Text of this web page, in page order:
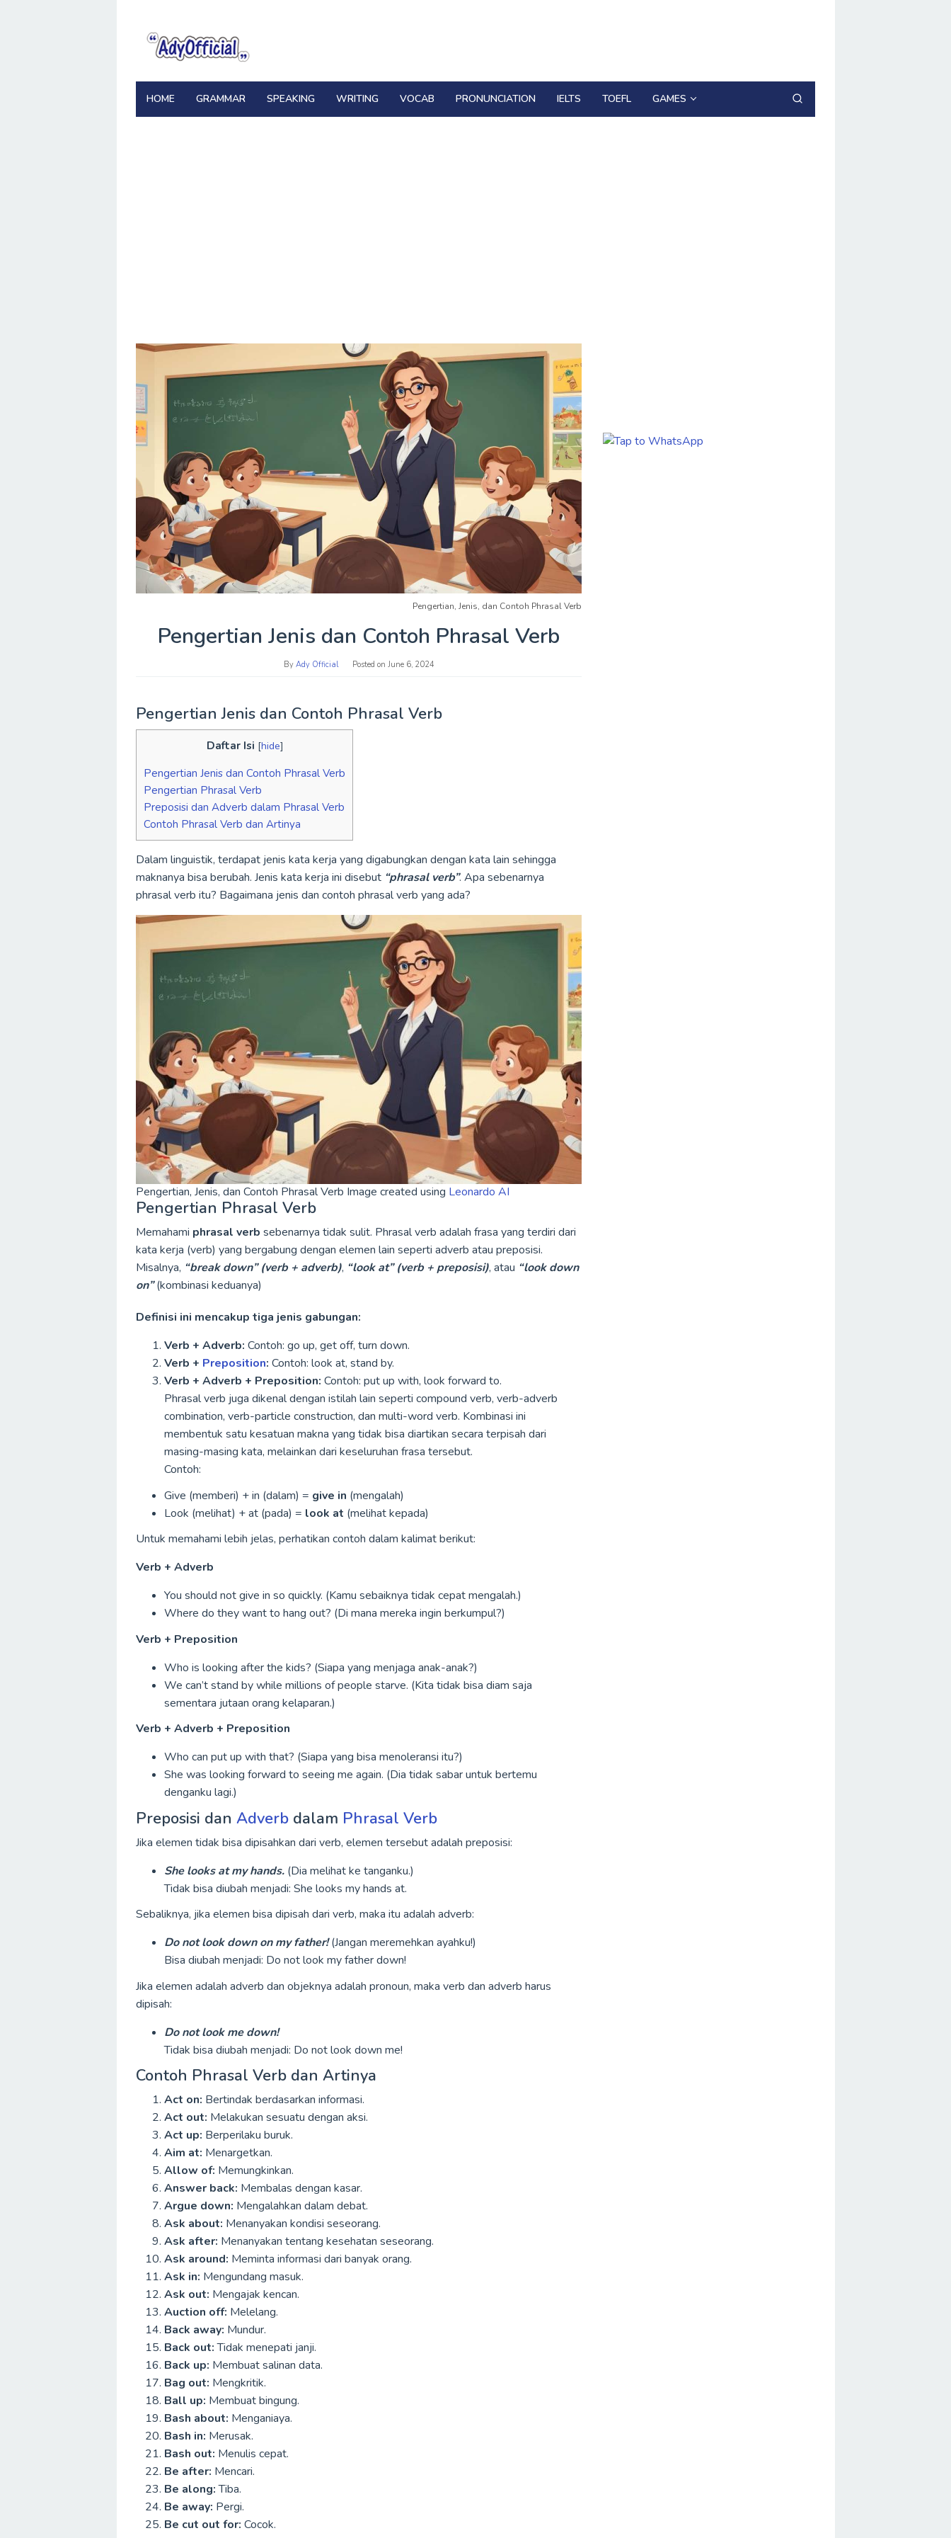
content
HOME GRAMMAR SPEAKING WRITING VOCAB PRONUNCIATION IELTS TOEFL GAMES
Pengertian, Jenis, dan Contoh Phrasal Verb
Pengertian Jenis dan Contoh Phrasal Verb
By Ady Official Posted on June 6, 2024
Pengertian Jenis dan Contoh Phrasal Verb
Daftar Isi [hide]
Pengertian Jenis dan Contoh Phrasal Verb
Pengertian Phrasal Verb
Preposisi dan Adverb dalam Phrasal Verb
Contoh Phrasal Verb dan Artinya
Dalam linguistik, terdapat jenis kata kerja yang digabungkan dengan kata lain sehingga
maknanya bisa berubah. Jenis kata kerja ini disebut “phrasal verb”. Apa sebenarnya
phrasal verb itu? Bagaimana jenis dan contoh phrasal verb yang ada?
Pengertian, Jenis, dan Contoh Phrasal Verb Image created using Leonardo AI
Pengertian Phrasal Verb
Memahami phrasal verb sebenarnya tidak sulit. Phrasal verb adalah frasa yang terdiri dari
kata kerja (verb) yang bergabung dengan elemen lain seperti adverb atau preposisi.
Misalnya, “break down” (verb + adverb), “look at” (verb + preposisi), atau “look down
on”(kombinasi keduanya)
Definisi ini mencakup tiga jenis gabungan:
Verb + Adverb: Contoh: go up, get off, turn down.
Verb + Preposition: Contoh: look at, stand by.
Verb + Adverb + Preposition: Contoh: put up with, look forward to.
Phrasal verb juga dikenal dengan istilah lain seperti compound verb, verb-adverb
combination, verb-particle construction, dan multi-word verb. Kombinasi ini
membentuk satu kesatuan makna yang tidak bisa diartikan secara terpisah dari
masing-masing kata, melainkan dari keseluruhan frasa tersebut.
Contoh:
Give (memberi) + in (dalam) = give in (mengalah)
Look (melihat) + at (pada) = look at (melihat kepada)
Untuk memahami lebih jelas, perhatikan contoh dalam kalimat berikut:
Verb + Adverb
You should not give in so quickly. (Kamu sebaiknya tidak cepat mengalah.)
Where do they want to hang out? (Di mana mereka ingin berkumpul?)
Verb + Preposition
Who is looking after the kids? (Siapa yang menjaga anak-anak?)
We can’t stand by while millions of people starve. (Kita tidak bisa diam saja
sementara jutaan orang kelaparan.)
Verb + Adverb + Preposition
Who can put up with that? (Siapa yang bisa menoleransi itu?)
She was looking forward to seeing me again. (Dia tidak sabar untuk bertemu
denganku lagi.)
Preposisi dan Adverb dalam Phrasal Verb
Jika elemen tidak bisa dipisahkan dari verb, elemen tersebut adalah preposisi:
She looks at my hands. (Dia melihat ke tanganku.)
Tidak bisa diubah menjadi: She looks my hands at.
Sebaliknya, jika elemen bisa dipisah dari verb, maka itu adalah adverb:
Do not look down on my father!(Jangan meremehkan ayahku!)
Bisa diubah menjadi: Do not look my father down!
Jika elemen adalah adverb dan objeknya adalah pronoun, maka verb dan adverb harus
dipisah:
Do not look me down!
Tidak bisa diubah menjadi: Do not look down me!
Contoh Phrasal Verb dan Artinya
Act on: Bertindak berdasarkan informasi.
Act out: Melakukan sesuatu dengan aksi.
Act up: Berperilaku buruk.
Aim at: Menargetkan.
Allow of: Memungkinkan.
Answer back: Membalas dengan kasar.
Argue down: Mengalahkan dalam debat.
Ask about: Menanyakan kondisi seseorang.
Ask after: Menanyakan tentang kesehatan seseorang.
Ask around: Meminta informasi dari banyak orang.
Ask in: Mengundang masuk.
Ask out: Mengajak kencan.
Auction off: Melelang.
Back away: Mundur.
Back out:Tidak menepati janji.
Back up: Membuat salinan data.
Bag out: Mengkritik.
Ball up: Membuat bingung.
Bash about: Menganiaya.
Bash in: Merusak.
Bash out: Menulis cepat.
Be after: Mencari.
Be along:Tiba.
Be away: Pergi.
Be cut out for: Cocok.